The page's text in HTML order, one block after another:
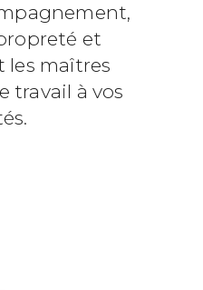
et
les maîtres
travail à vos